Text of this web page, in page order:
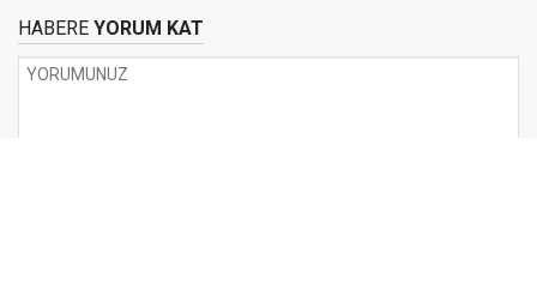
HABERE YORUM KAT